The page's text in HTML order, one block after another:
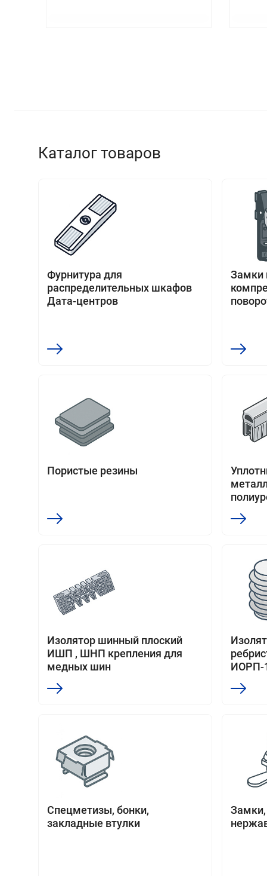
Каталог товаров
Фурнитура для
распределительных шкафов
Дата-центров
Замки
Пористые резины
Изолятор шинный плоский
ИШП , ШНП крепления для
медных шин
ИОРП-
Спецметизы, бонки,
закладные втулки
Замки,